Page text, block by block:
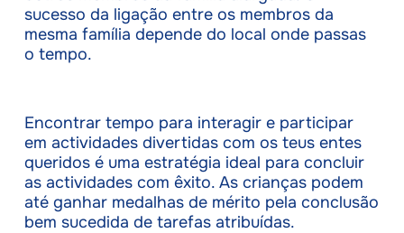
sucesso da ligação entre os membros da
mesma família depende do local onde passas
o tempo.
Encontrar tempo para interagir e participar
em actividades divertidas com os teus entes
queridos é uma estratégia ideal para concluir
as actividades com êxito. As crianças podem
até ganhar medalhas de mérito pela conclusão
bem sucedida de tarefas atribuídas.